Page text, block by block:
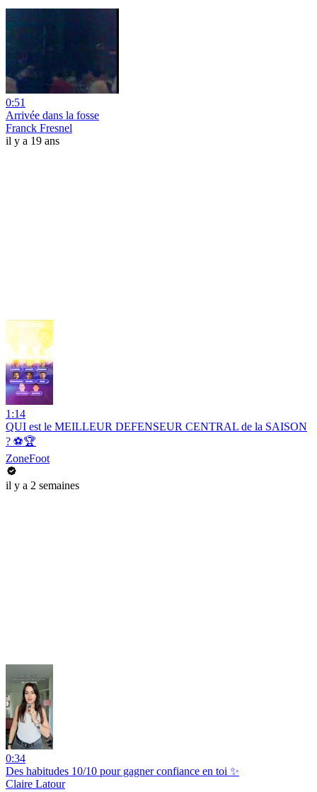
0:51
Arrivée dans la fosse
Franck Fresnel
il y a 19 ans
1:14
QUI est le MEILLEUR DEFENSEUR CENTRAL de la SAISON
? ⚽️🏆
ZoneFoot
il y a 2 semaines
0:34
Des habitudes 10/10 pour gagner confiance en toi ✨
Claire Latour